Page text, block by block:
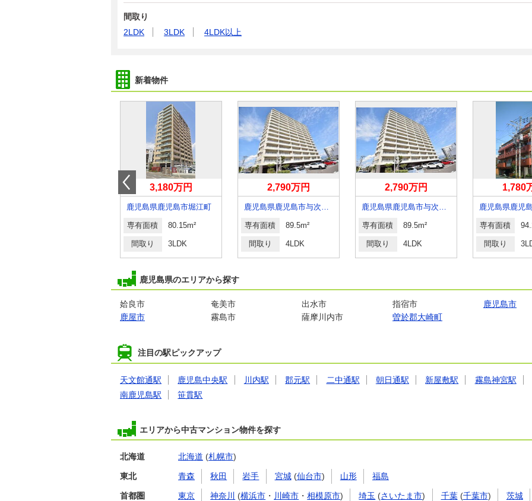
間取り
2LDK
3LDK 4LDK以上
新着物件
3,180万円
鹿児島県鹿児島市堀江町
専有面積 80.15m²
間取り 3LDK
2,790万円
鹿児島県鹿児島市与次郎２
専有面積 89.5m²
間取り 4LDK
2,790万円
鹿児島県鹿児島市与次郎２丁目
専有面積 89.5m²
間取り 4LDK
1,780
専有面積
間取り
鹿児島県のエリアから探す
姶良市 奄美市 出水市 指宿市
鹿児島市
鹿屋市
霧島市 薩摩川内市 曽於郡大崎町
注目の駅ピックアップ
天文館通駅 鹿児島中央駅 川内駅 郡元駅 二中通駅 朝日通駅 新屋敷駅
霧島神宮駅
南鹿児島駅
笹貫駅
エリアから中古マンション物件を探す
北海道 北海道 (札幌市)
東北 青森 秋田 岩手 宮城(仙台市) 山形 福島
首都圏 東京 神奈川 (横浜市 ・ 川崎市 ・相模原市) 埼玉 (さいたま市) 千葉(千葉市)
茨城